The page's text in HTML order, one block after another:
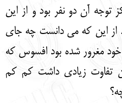
آن دو نفر بود و از این
این که می دانست چه جای
خود مغرور شده بود افسوس که
تفاوت زیادی داشت کم کم